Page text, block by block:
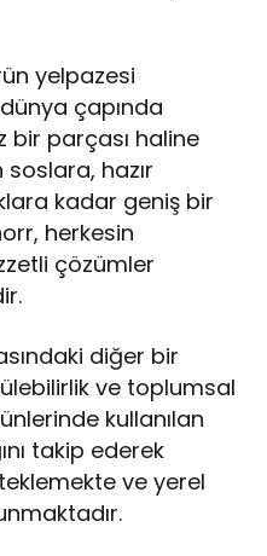
yelpazesi
çapında
bir parçası haline
hazır
kadar geniş bir
herkesin
çözümler
diğer bir
ve toplumsal
kullanılan
takip ederek
ve yerel